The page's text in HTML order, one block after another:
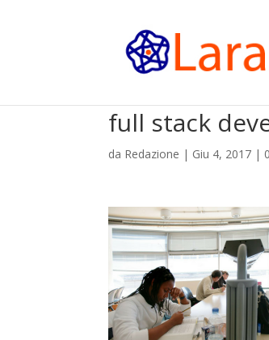
full stack
da Redazione | Giu 4, 2017 |